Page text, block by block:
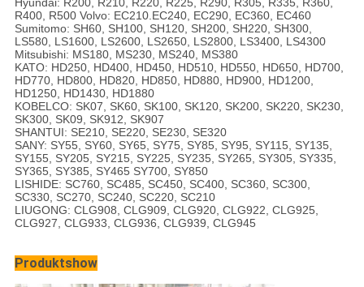
Hyundai: R200, R210, R220, R225, R290, R305, R335, R360,
R400, R500 Volvo: EC210.EC240, EC290, EC360, EC460
Sumitomo: SH60, SH100, SH120, SH200, SH220, SH300,
LS580, LS1600, LS2600, LS2650, LS2800, LS3400, LS4300
Mitsubishi: MS180, MS230, MS240, MS380
KATO: HD250, HD400, HD450, HD510, HD550, HD650, HD700,
HD770, HD800, HD820, HD850, HD880, HD900, HD1200,
HD1250, HD1430, HD1880
KOBELCO: SK07, SK60, SK100, SK120, SK200, SK220, SK230,
SK300, SK09, SK912, SK907
SHANTUI: SE210, SE220, SE230, SE320
SANY: SY55, SY60, SY65, SY75, SY85, SY95, SY115, SY135,
SY155, SY205, SY215, SY225, SY235, SY265, SY305, SY335,
SY365, SY385, SY465 SY700, SY850
LISHIDE: SC760, SC485, SC450, SC400, SC360, SC300,
SC330, SC270, SC240, SC220, SC210
LIUGONG: CLG908, CLG909, CLG920, CLG922, CLG925,
CLG927, CLG933, CLG936, CLG939, CLG945
Produktshow